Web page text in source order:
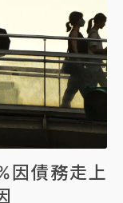
因債務走上